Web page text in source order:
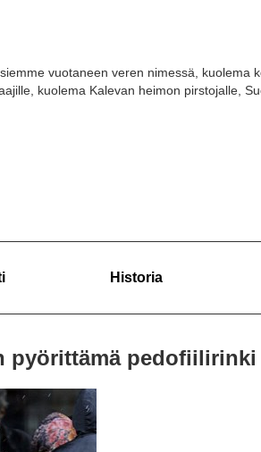
vuotaneen veren nimessä, kuolema
kuolema Kalevan heimon pirstojalle,
Historia
pyörittämä pedofiilirinki